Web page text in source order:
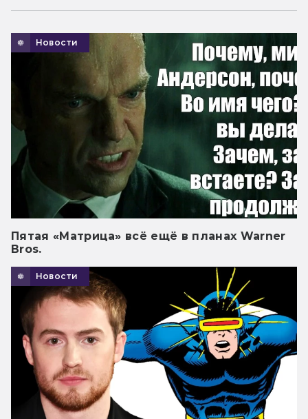
Новости
Пятая «Матрица» всё ещё в планах Warner
Bros.
Новости